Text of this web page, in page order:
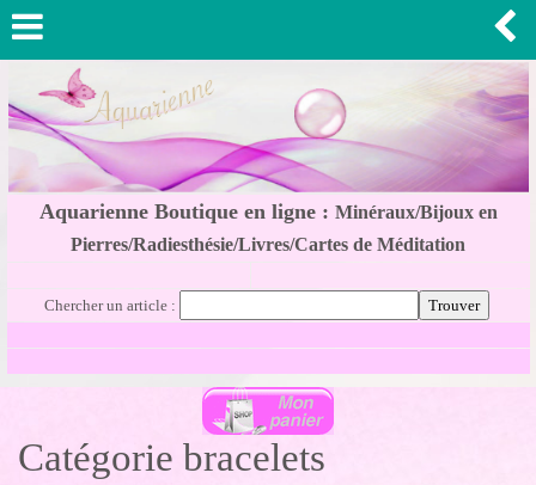
Aquarienne Boutique en ligne : Minéraux/Bijoux en
Pierres/Radiesthésie/Livres/Cartes de Méditation
Chercher un article :
Catégorie bracelets